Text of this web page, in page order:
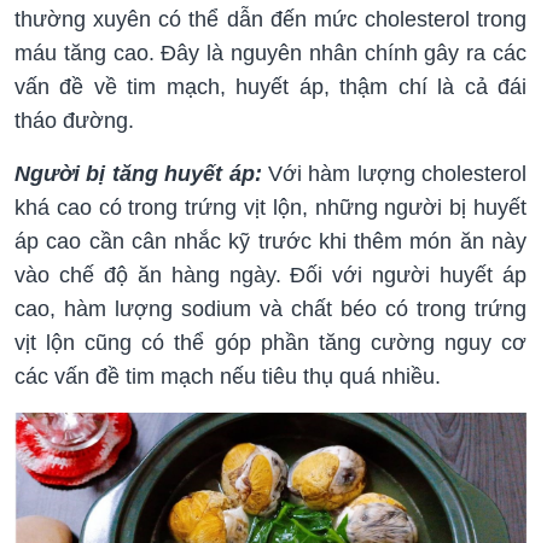
thường xuyên có thể dẫn đến mức cholesterol trong
máu tăng cao. Đây là nguyên nhân chính gây ra các
vấn đề về tim mạch, huyết áp, thậm chí là cả đái
tháo đường.
Người bị tăng huyết áp: Với hàm lượng cholesterol
khá cao có trong trứng vịt lộn, những người bị huyết
áp cao cần cân nhắc kỹ trước khi thêm món ăn này
vào chế độ ăn hàng ngày. Đối với người huyết áp
cao, hàm lượng sodium và chất béo có trong trứng
vịt lộn cũng có thể góp phần tăng cường nguy cơ
các vấn đề tim mạch nếu tiêu thụ quá nhiều.